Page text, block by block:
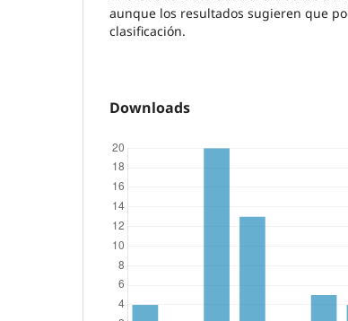
aunque los resultados sugieren que
clasificación.
Downloads